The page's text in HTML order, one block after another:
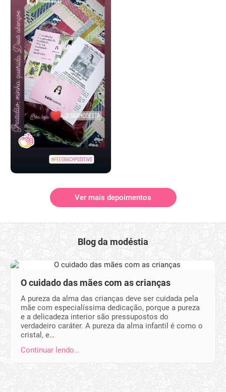
Ver mais depoimentos
Blog da modéstia
O cuidado das mães com as crianças
A pureza da alma das crianças deve ser cuidada pela
mãe com especialíssima dedicação, porque a pureza
e a delicadeza interior são pressupostos do
verdadeiro caráter. A pureza da alma infantil é como o
cristal, e…
Continuar lendo…